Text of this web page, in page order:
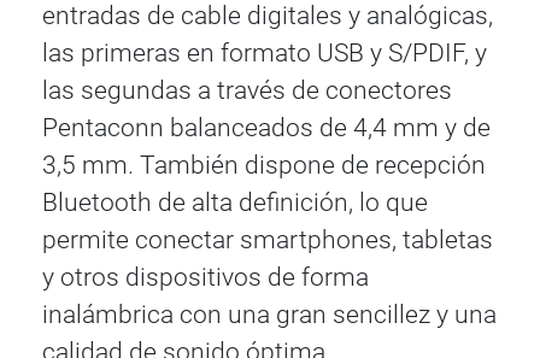
entradas de cable digitales y analógicas,
las primeras en formato USB y S/PDIF, y
las segundas a través de conectores
Pentaconn balanceados de 4,4 mm y de
3,5 mm. También dispone de recepción
Bluetooth de alta definición, lo que
permite conectar smartphones, tabletas
y otros dispositivos de forma
inalámbrica con una gran sencillez y una